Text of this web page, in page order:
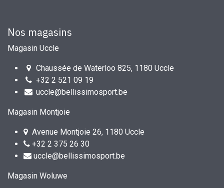
Nos magasins
Magasin Uccle
Chaussée de Waterloo 825, 1180 Uccle
+32 2 521 09 19
uccle@bellissimosport.be
Magasin Montjoie
Avenue Montjoie 26, 1180 Uccle
+32 2 375 26 30
uccle@bellissimosport.be
Magasin Woluwe